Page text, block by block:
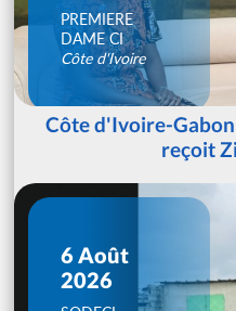
PREMIERE
DAME CI
Côte d'Ivoire
Côte d'Ivoire-
reçoit
6 Août
2026